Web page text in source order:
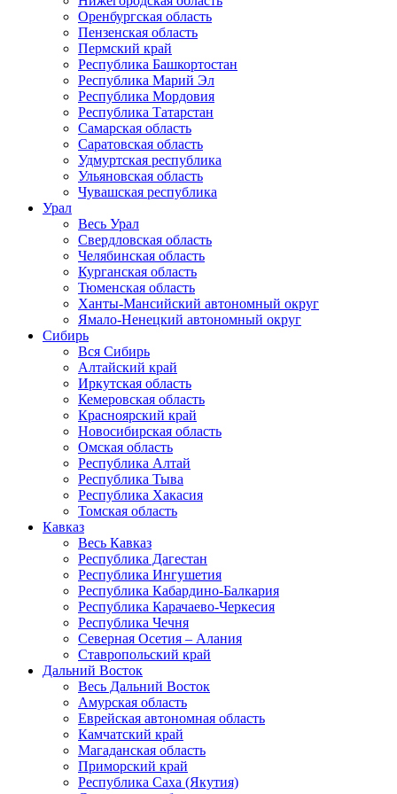
Оренбургская область
Пензенская область
Пермский край
Республика Башкортостан
Республика Марий Эл
Республика Мордовия
Республика Татарстан
Самарская область
Саратовская область
Удмуртская республика
Ульяновская область
Чувашская республика
Урал
Весь Урал
Свердловская область
Челябинская область
Курганская область
Тюменская область
Ханты-Мансийский автономный округ
Ямало-Ненецкий автономный округ
Сибирь
Вся Сибирь
Алтайский край
Иркутская область
Кемеровская область
Красноярский край
Новосибирская область
Омская область
Республика Алтай
Республика Тыва
Республика Хакасия
Томская область
Кавказ
Весь Кавказ
Республика Дагестан
Республика Ингушетия
Республика Кабардино-Балкария
Республика Карачаево-Черкесия
Республика Чечня
Северная Осетия – Алания
Ставропольский край
Дальний Восток
Весь Дальний Восток
Амурская область
Еврейская автономная область
Камчатский край
Магаданская область
Приморский край
Республика Саха (Якутия)